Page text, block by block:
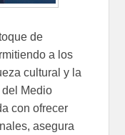
de
a los
cultural y la
Medio
con ofrecer
asegura